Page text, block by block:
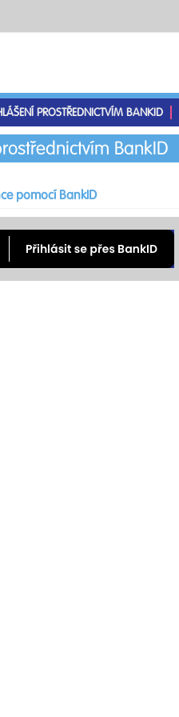
PROSTŘEDNICTVÍM BANKID
BankID
pomocí BankID